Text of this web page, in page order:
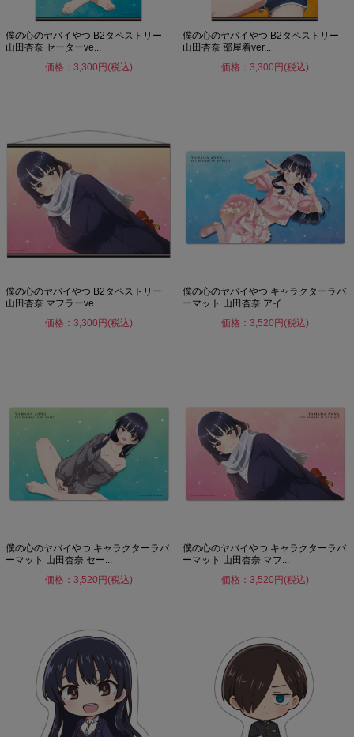
僕の心のヤバイやつ B2タペストリー
山田杏奈 セーターve...
価格：3,300円(税込)
僕の心のヤバイやつ B2タペストリー
山田杏奈 部屋着ver...
価格：3,300円(税込)
僕の心のヤバイやつ B2タペストリー
山田杏奈 マフラーve...
価格：3,300円(税込)
僕の心のヤバイやつ キャラクターラバ
ーマット 山田杏奈 アイ...
価格：3,520円(税込)
僕の心のヤバイやつ キャラクターラバ
ーマット 山田杏奈 セー...
価格：3,520円(税込)
僕の心のヤバイやつ キャラクターラバ
ーマット 山田杏奈 マフ...
価格：3,520円(税込)